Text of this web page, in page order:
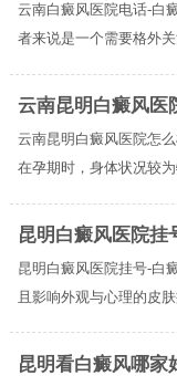
云南白癜风医院电话-白
者来说是一个需要格外
云南昆明白癜风医
云南昆明白癜风医院怎
在孕期时，身体状况较
昆明白癜风医院挂
昆明白癜风医院挂号-白
且影响外观与心理的皮肤
昆明看白癜风哪家